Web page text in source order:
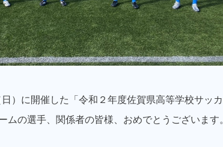
）に開催した「令和２年度佐賀県高等学校サッ
ムの選手、関係者の皆様、おめでとうございます